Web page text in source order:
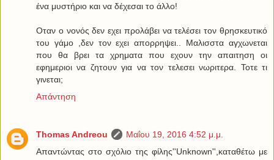
ένα μυστήριο και να δέχεσαι το άλλο!
Οταν ο νονός δεν εχει προλάβει να τελέσει τον θρησκευτικό
του γάμο ,δεν τον εχει απορρηψει.. Μαλισστα αγχωνεται
που θα βρει τα χρηματα που εχουν την απαιτηση οι
εφημεριοι να ζητουν για να τον τελεσει νωριτερα. Τοτε τι
γινεται;
Απάντηση
Thomas Andreou
Μαΐου 19, 2016 4:52 μ.μ.
Απαντώντας στο σχόλιο της φίλης''Unknown'',καταθέτω με